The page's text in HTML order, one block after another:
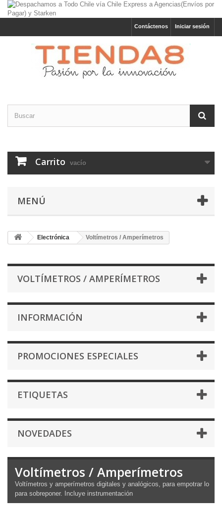
Iniciar sesión
Contáctenos
Carrito vacío
MENÚ
Electrónica Voltímetros / Amperímetros
VOLTÍMETROS / AMPERÍMETROS
INFORMACIÓN
PROMOCIONES ESPECIALES
ETIQUETAS
NOVEDADES
Voltímetros / Amperímetros
Voltímetros y amperímetros digitales y analógicos, para empotrar lo
para sobreponer. Incluye instrumentación